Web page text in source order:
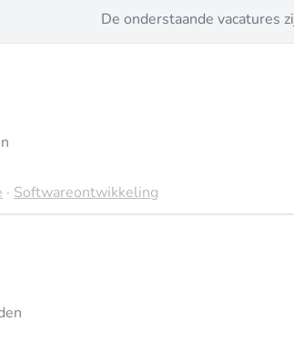
De onderstaande vacatures
· Softwareontwikkeling